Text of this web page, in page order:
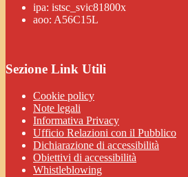
ipa: istsc_svic81800x
aoo: A56C15L
Sezione Link Utili
Cookie policy
Note legali
Informativa Privacy
Ufficio Relazioni con il Pubblico
Dichiarazione di accessibilità
Obiettivi di accessibilità
Whistleblowing